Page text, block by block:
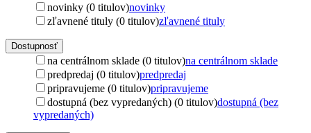
novinky (0 titulov)novinky
zľavnené tituly (0 titulov)zľavnené tituly
Dostupnosť
na centrálnom sklade (0 titulov)na centrálnom sklade
predpredaj (0 titulov)predpredaj
pripravujeme (0 titulov)pripravujeme
dostupná (bez vypredaných) (0 titulov)dostupná (bez
vypredaných)